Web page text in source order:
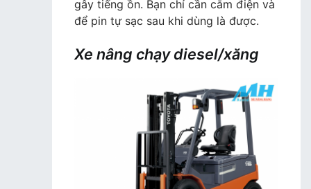
gây tiếng ồn. Bạn chỉ cần cắm điện và
để pin tự sạc sau khi dùng là được.
Xe nâng chạy diesel/xăng